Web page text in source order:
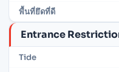
พื้นที่ยึดที่ดี
Entrance
Tide